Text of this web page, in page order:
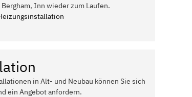
Inn wieder zum Laufen.
in Alt- und Neubau können Sie sich
ein Angebot anfordern.